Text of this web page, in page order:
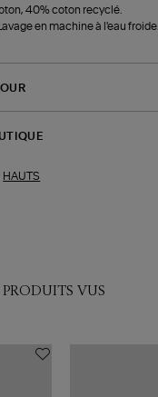
40% coton recyclé.
Lavage en machine à l'eau froide.
HAUTS
VUS